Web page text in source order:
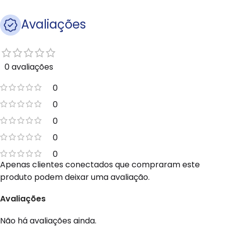
Avaliações
0 avaliações
0
0
0
0
0
Avaliações
Não há avaliações ainda.
Apenas clientes conectados que compraram este
produto podem deixar uma avaliação.